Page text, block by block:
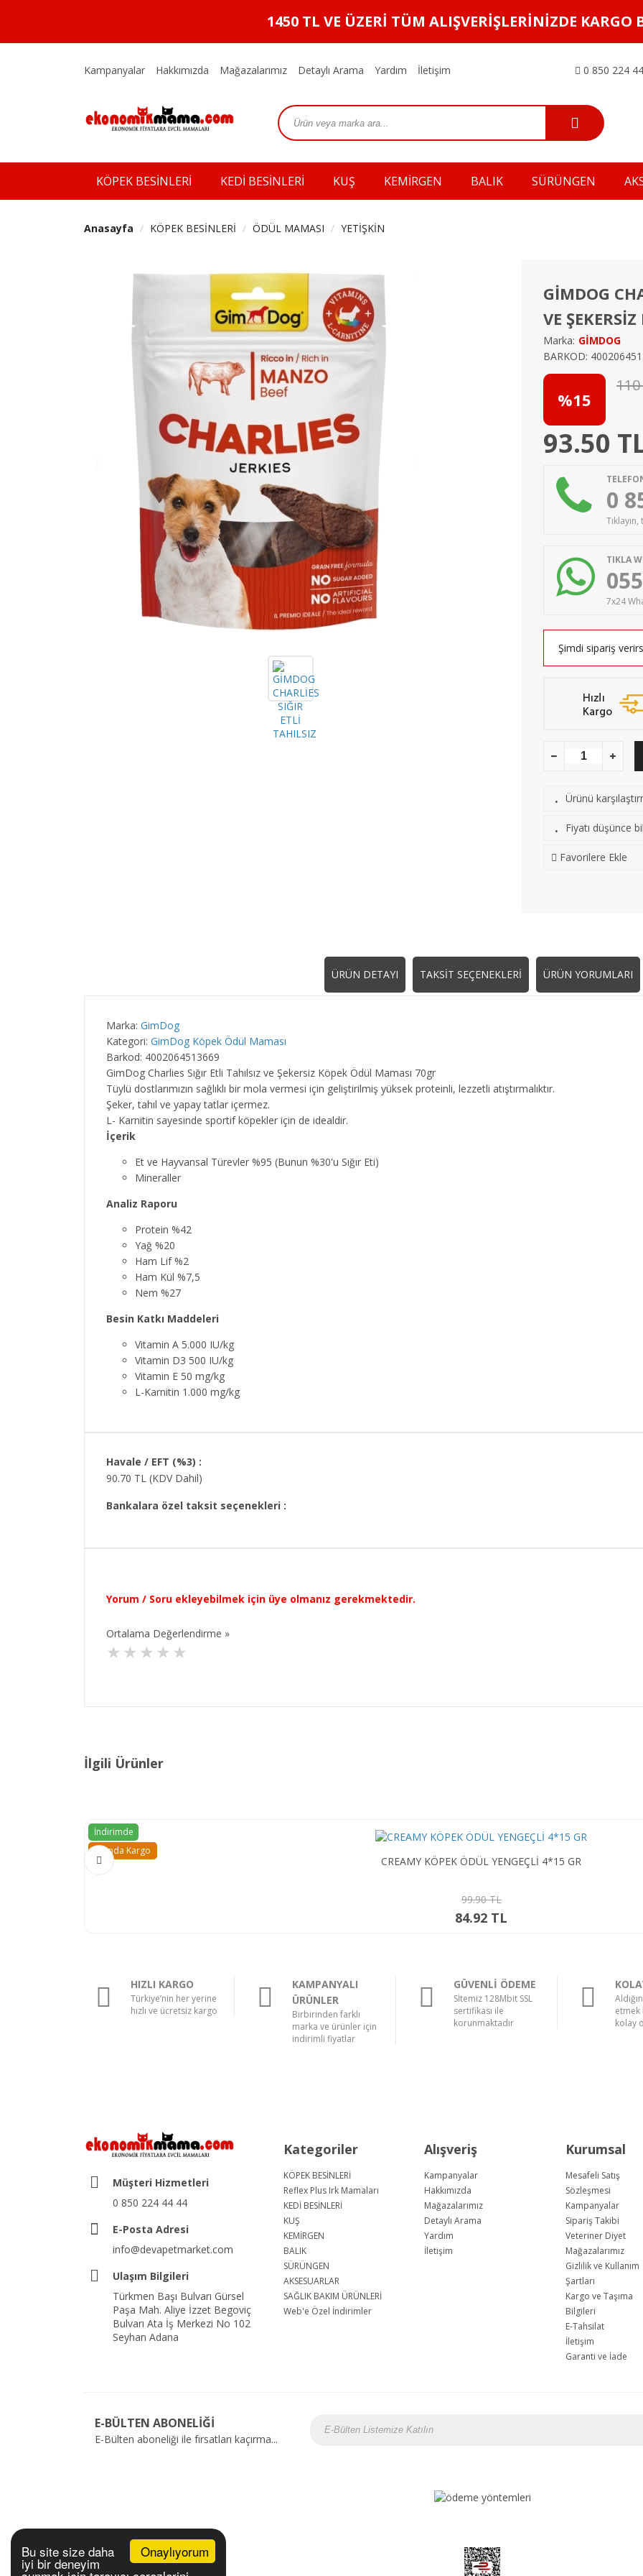
Onaylıyorum
Bu site size daha
iyi bir deneyim
1450 TL VE ÜZERİ TÜM ALIŞVERİŞLERİNİZDE KARGO
Kampanyalar Hakkımızda Mağazalarımız Detaylı Arama Yardım İletişim 0 850 224
KÖPEK BESİNLERİ KEDİ BESİNLERİ KUŞ KEMİRGEN BALIK SÜRÜNGEN
Anasayfa KÖPEK BESİNLERİ ÖDÜL MAMASI YETİŞKİN
GİMDOG
VE
Marka: GİMDOG
BARKOD:
%15
93.50
0
TIKLA
7x24
Şimdi sipariş
· Ürünü
· Fiyatı düşünce
Favorilere Ekle
ÜRÜN DETAYI TAKSİT SEÇENEKLERİ ÜRÜN YORUMLARI
Marka: GimDog
Kategori: GimDog Köpek Ödül Maması
Barkod: 4002064513669
GimDog Charlies Sığır Etli Tahılsız ve Şekersiz Köpek Ödül Maması 70gr
Tüylü dostlarımızın sağlıklı bir mola vermesi için geliştirilmiş yüksek proteinli, lezzetli atıştırmalıktır.
Şeker, tahıl ve yapay tatlar içermez.
L- Karnitin sayesinde sportif köpekler için de idealdir.
İçerik
Et ve Hayvansal Türevler %95 (Bunun %30'u Sığır Eti)
Mineraller
Analiz Raporu
Protein %42
Yağ %20
Ham Lif %2
Ham Kül %7,5
Nem %27
Besin Katkı Maddeleri
Vitamin A 5.000 IU/kg
Vitamin D3 500 IU/kg
Vitamin E 50 mg/kg
L-Karnitin 1.000 mg/kg
Havale / EFT (%3) :
90.70 TL (KDV Dahil)
Bankalara özel taksit seçenekleri :
Yorum / Soru ekleyebilmek için üye olmanız gerekmektedir.
Ortalama Değerlendirme »
İlgili Ürünler
CREAMY KÖPEK ÖDÜL YENGEÇLİ 4*15 GR
99.90 TL
84.92 TL
İndirimde
Anında Kargo
HIZLI KARGO
Türkiye’nin her yerine
hızlı ve ücretsiz kargo
KAMPANYALI
ÜRÜNLER
Birbirinden farklı
marka ve ürünler için
indirimli fiyatlar
GÜVENLİ ÖDEME
Sİtemiz 128Mbit SSL
sertifikası ile
korunmaktadır
etmek
kolay
Müşteri Hizmetleri
0 850 224 44 44
E-Posta Adresi
info@devapetmarket.com
Ulaşım Bilgileri
Türkmen Başı Bulvarı Gürsel
Paşa Mah. Aliye İzzet Begoviç
Bulvarı Ata İş Merkezi No 102
Seyhan Adana
Kategoriler
KÖPEK BESİNLERİ
Reflex Plus Irk Mamaları
KEDİ BESİNLERİ
KUŞ
KEMİRGEN
BALIK
SÜRÜNGEN
AKSESUARLAR
SAĞLIK BAKIM ÜRÜNLERİ
Web'e Özel İndirimler
Alışveriş
Kampanyalar
Hakkımızda
Mağazalarımız
Detaylı Arama
Yardım
İletişim
Kurumsal
Mesafeli Satış
Sözleşmesi
Kampanyalar
Sipariş Takibi
Veteriner Diyet
Mağazalarımız
Gizlilik ve Kullanım
Şartları
Kargo ve Taşıma
Bilgileri
E-Tahsilat
İletişim
Garanti ve İade
E-BÜLTEN ABONELİĞİ
E-Bülten aboneliği ile fırsatları kaçırma...